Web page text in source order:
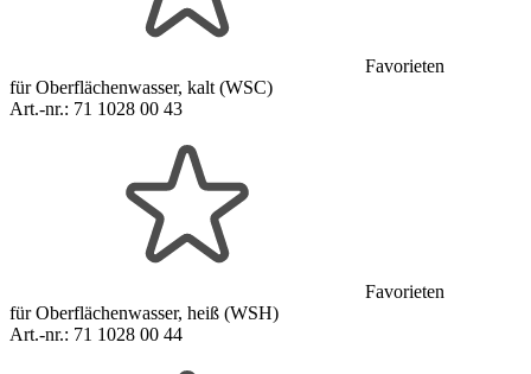
Favorieten
für Oberflächenwasser, kalt (WSC)
Art.-nr.: 71 1028 00 43
Favorieten
für Oberflächenwasser, heiß (WSH)
Art.-nr.: 71 1028 00 44